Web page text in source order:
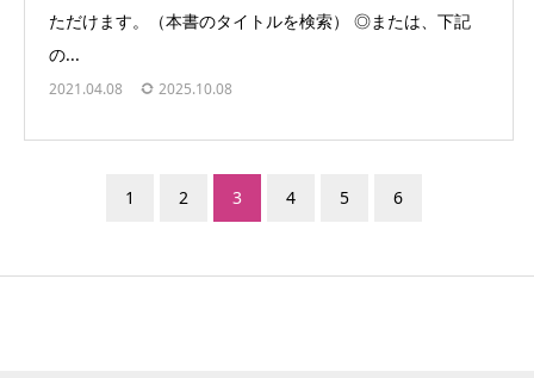
ただけます。（本書のタイトルを検索） ◎または、下記
の...
2021.04.08 2025.10.08
1 2 3 4 5 6